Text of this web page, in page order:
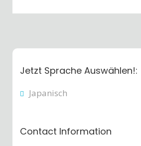
Jetzt Sprache Auswählen!:
Japanisch
Contact Information